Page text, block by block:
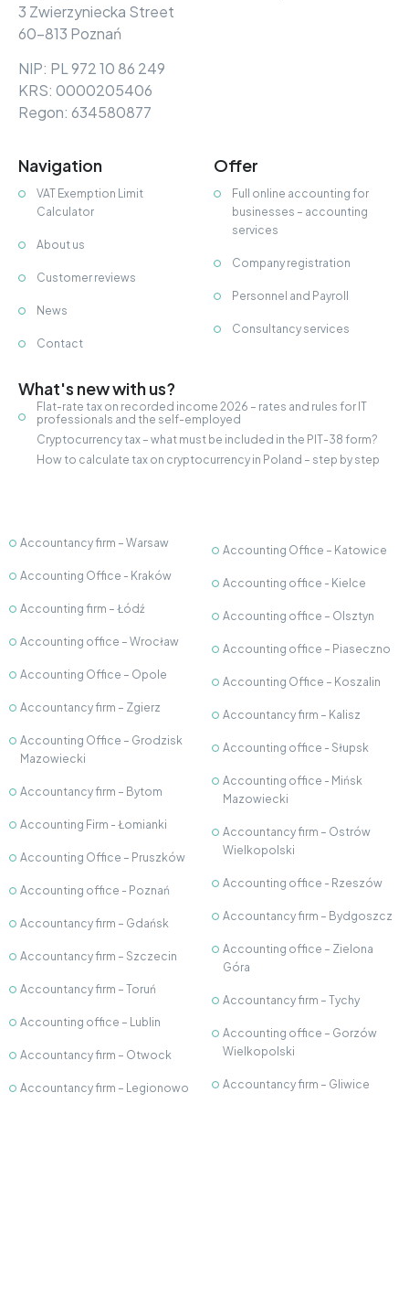
3 Zwierzyniecka Street
60-813 Poznań
NIP: PL 972 10 86 249
KRS: 0000205406
Regon: 634580877
Navigation
VAT Exemption Limit
Calculator
About us
Customer reviews
News
Contact
Offer
Full online accounting for
businesses – accounting
services
Company registration
Personnel and Payroll
Consultancy services
What's new with us?
Flat-rate tax on recorded income 2026 – rates and rules for IT
professionals and the self-employed
Cryptocurrency tax – what must be included in the PIT-38 form?
How to calculate tax on cryptocurrency in Poland – step by step
Accountancy firm – Warsaw
Accounting Office - Kraków
Accounting firm – Łódź
Accounting office – Wrocław
Accounting Office – Opole
Accountancy firm – Zgierz
Accounting Office – Grodzisk
Mazowiecki
Accountancy firm – Bytom
Accounting Firm - Łomianki
Accounting Office – Pruszków
Accounting office - Poznań
Accountancy firm – Gdańsk
Accountancy firm – Szczecin
Accountancy firm – Toruń
Accounting office – Lublin
Accountancy firm – Otwock
Accountancy firm – Legionowo
Accounting Office – Katowice
Accounting office - Kielce
Accounting office – Olsztyn
Accounting office – Piaseczno
Accounting Office – Koszalin
Accountancy firm – Kalisz
Accounting office - Słupsk
Accounting office - Mińsk
Mazowiecki
Accountancy firm – Ostrów
Wielkopolski
Accounting office - Rzeszów
Accountancy firm – Bydgoszcz
Accounting office – Zielona
Góra
Accountancy firm – Tychy
Accounting office – Gorzów
Wielkopolski
Accountancy firm – Gliwice